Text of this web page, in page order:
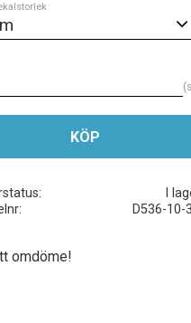
KÖP
I
D536-10-
omdöme!